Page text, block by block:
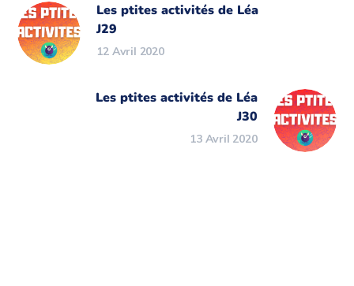
Les ptites activités de Léa
J29
12 Avril 2020
Les ptites activités de Léa
J30
13 Avril 2020